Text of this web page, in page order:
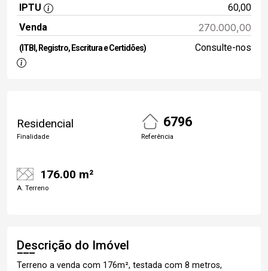
IPTU
60,00
Venda
270.000,00
(ITBI, Registro, Escritura e Certidões) Consulte-nos
Residencial
Finalidade
6796
Referência
176.00 m²
A. Terreno
Descrição do Imóvel
Terreno a venda com 176m², testada com 8 metros,